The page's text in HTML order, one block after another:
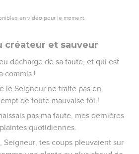
de mes persécuteurs.
sans foi ni loi ! Qu’ils soient réduits
muets, ces menteurs pleins
ces insolents qui accablent un